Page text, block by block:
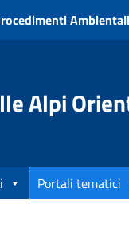
Alpi
Portali tematici